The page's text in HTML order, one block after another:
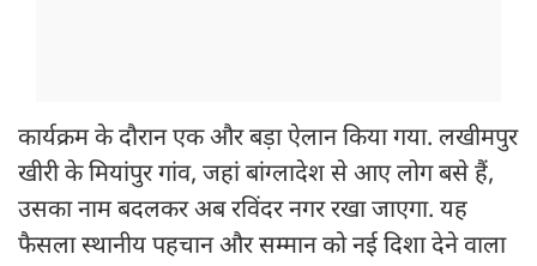
कार्यक्रम के दौरान एक और बड़ा ऐलान किया गया. लखीमपुर
खीरी के मियांपुर गांव, जहां बांग्लादेश से आए लोग बसे हैं,
उसका नाम बदलकर अब रविंदर नगर रखा जाएगा. यह
फैसला स्थानीय पहचान और सम्मान को नई दिशा देने वाला